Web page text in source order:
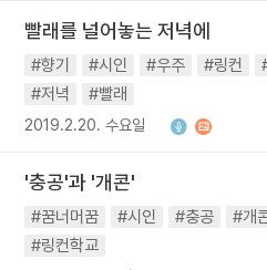
빨래를 널어놓는 저녁에
#향기 #시인 #우주 #링컨
#저녁
#빨래
2019.2.20. 수요일
'충공'과 '개콘'
#꿈너머꿈 #시인 #충공 #개
#링컨학교